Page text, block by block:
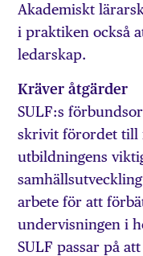
Akademiskt
i praktiken också
ledarskap.
Kräver åtgärder
SULF:s
skrivit förordet till
utbildningens
arbete för att
undervisningen i
SULF passar på